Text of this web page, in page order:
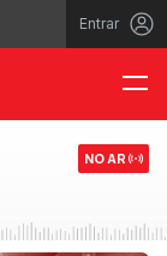
Entrar
NO AR